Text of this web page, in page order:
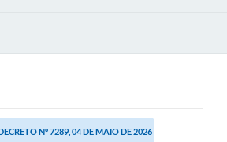
Nº 7289, 04 DE MAIO DE 2026